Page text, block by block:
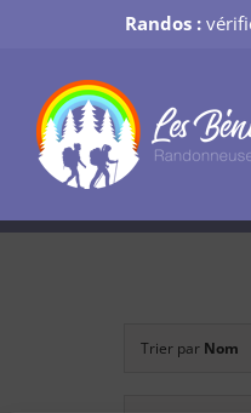
Randos :
contenu
Trier par Nom